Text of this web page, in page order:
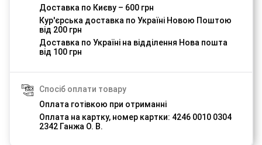
Доставка по Києву – 600 грн
Кур'єрська доставка по Україні Новою Поштою
від 200 грн
Доставка по Україні на відділення Нова пошта
від 100 грн
Спосіб оплати товару
Оплата готівкою при отриманні
Оплата на картку, номер картки: 4246 0010 0304
2342 Ганжа О. В.